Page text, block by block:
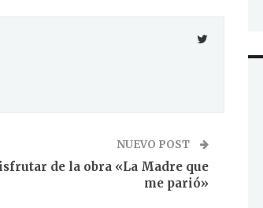
NUEVO POST
de la obra «La Madre que
me parió»